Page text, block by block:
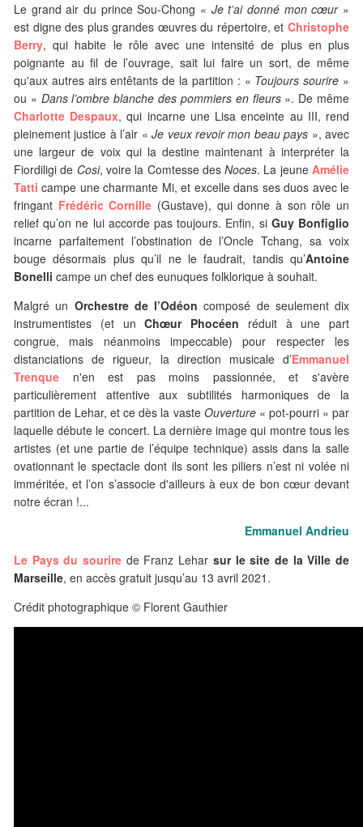
Le grand air du prince Sou-Chong « Je t’ai donné mon cœur»
est digne des plus grandes œuvres du répertoire, et Christophe
Berry, qui habite le rôle avec une intensité de plus en plus
poignante au fil de l’ouvrage, sait lui faire un sort, de même
qu'aux autres airs entêtants de la partition : « Toujours sourire »
ou « Dans l’ombre blanche des pommiers en fleurs». De même
Charlotte Despaux, qui incarne une Lisa enceinte au III, rend
pleinement justice à l’air «Je veux revoir mon beau pays », avec
une largeur de voix qui la destine maintenant à interpréter la
Fiordiligi de Cosi, voire la Comtesse desNoces. La jeuneAmélie
Tatti campe une charmante Mi, et excelle dans ses duos avec le
fringant Frédéric Cornille (Gustave), qui donne à son rôle un
relief qu’on ne lui accorde pas toujours. Enfin, si Guy Bonfiglio
incarne parfaitement l’obstination de l’Oncle Tchang, sa voix
bouge désormais plus qu’il ne le faudrait, tandis qu’Antoine
Bonelli campe un chef des eunuques folklorique à souhait.
Malgré un Orchestre de l’Odéon composé de seulement dix
instrumentistes (et unChœur Phocéen réduit à une part
congrue, mais néanmoins impeccable) pour respecter les
distanciations de rigueur, la direction musicale d’Emmanuel
Trenque n'en est pas moins passionnée, et s'avère
particulièrement attentive aux subtilités harmoniques de la
partition de Lehar, et ce dès la vaste Ouverture« pot-pourri » par
laquelle débute le concert. La dernière image qui montre tous les
artistes (et une partie de l’équipe technique) assis dans la salle
ovationnant le spectacle dont ils sont les piliers n’est ni volée ni
imméritée, et l’on s’associe d'ailleurs à eux de bon cœur devant
notre écran !...
Emmanuel Andrieu
Le Pays du sourire de Franz Lehar sur le site de la Ville de
Marseille, en accès gratuit jusqu’au 13 avril 2021.
Crédit photographique © Florent Gauthier